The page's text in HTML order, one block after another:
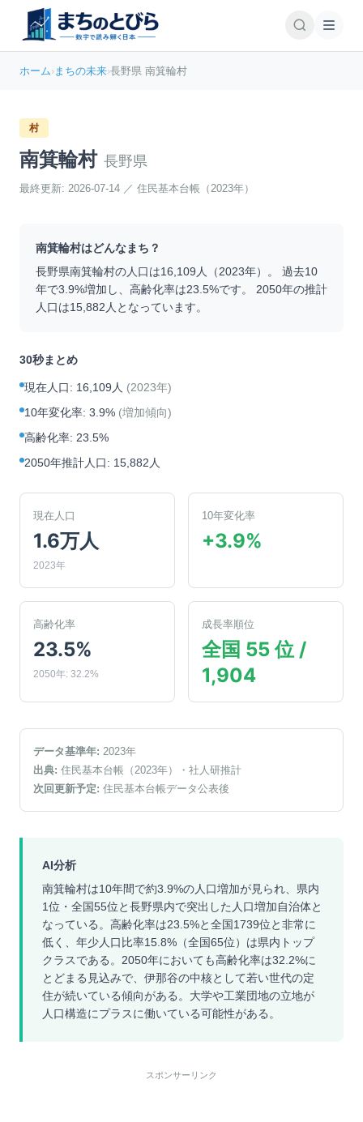
ホーム›まちの未来›長野県 南箕輪村
村
南箕輪村 長野県
最終更新: 2026-07-14 ／ 住民基本台帳（2023年）
南箕輪村はどんなまち？
長野県南箕輪村の人口は16,109 人（2023年）。 過去10
年で3.9%増加 し、高齢化率は23.5%です。 2050年の推計
人口は15,882 人となっています。
30秒まとめ
現在人口: 16,109人 (2023年)
10年変化率: 3.9% (増加傾向)
高齢化率: 23.5%
2050年推計人口: 15,882人
現在人口
1.6万人
2023年
10年変化率
+3.9%
高齢化率
23.5%
2050年: 32.2%
成長率順位
全国 55 位 /
1,904
データ基準年: 2023年
出典: 住民基本台帳（2023年）
・社人研推計
次回更新予定: 住民基本台帳データ公表後
AI分析
南箕輪村は10年間で約3.9%の人口増加が見られ、県内
1位・全国55位と長野県内で突出した人口増加自治体と
なっている。高齢化率は23.5%と全国1739位と非常に
低く、年少人口比率15.8%（全国65位）は県内トップ
クラスである。2050年においても高齢化率は32.2%に
とどまる見込みで、伊那谷の中核として若い世代の定
住が続いている傾向がある。大学や工業団地の立地が
人口構造にプラスに働いている可能性がある。
スポンサーリンク